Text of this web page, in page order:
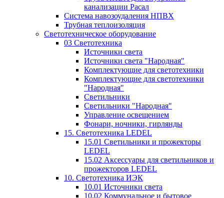
канализации Расал
Система навозоудаления НПВХ
Трубная теплоизоляция
Светотехническое оборудование
03 Светотехника
Источники света
Источники света "Народная"
Комплектующие для светотехники
Комплектующие для светотехники
"Народная"
Светильники
Светильники "Народная"
Управление освещением
Фонари, ночники, гирлянды
15. Светотехника LEDEL
15.01 Светильники и прожекторы
LEDEL
15.02 Аксессуары для светильников и
прожекторов LEDEL
10. Светотехника ИЭК
10.01 Источники света
10.02 Коммунальное и бытовое